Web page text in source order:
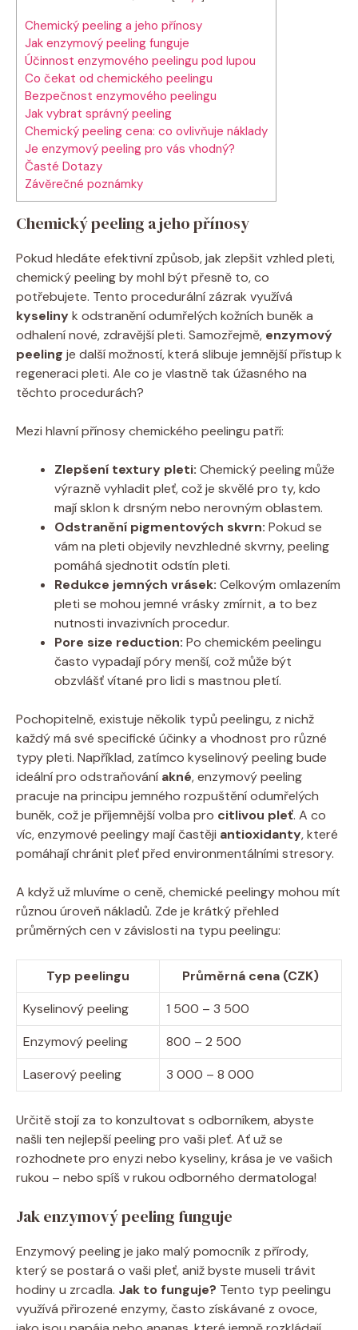
Chemický peeling a jeho přínosy
Jak enzymový peeling funguje
Účinnost enzymového peelingu pod lupou
Co čekat od chemického peelingu
Bezpečnost enzymového peelingu
Jak vybrat správný peeling
Chemický peeling cena: co ovlivňuje náklady
Je enzymový peeling pro vás vhodný?
Časté Dotazy
Závěrečné poznámky
Chemický peeling a jeho přínosy
Pokud hledáte efektivní způsob, jak zlepšit vzhled pleti,
chemický peeling by mohl být přesně to, co
potřebujete. Tento procedurální zázrak využívá
kyselinyk odstranění odumřelých kožních buněk a
odhalení nové, zdravější pleti. Samozřejmě, enzymový
peeling je další možností, která slibuje jemnější přístup k
regeneraci pleti. Ale co je vlastně tak úžasného na
těchto procedurách?
Mezi hlavní přínosy chemického peelingu patří:
Zlepšení textury pleti: Chemický peeling může
výrazně vyhladit pleť, což je skvělé pro ty, kdo
mají sklon k drsným nebo nerovným oblastem.
Odstranění pigmentových skvrn: Pokud se
vám na pleti objevily nevzhledné skvrny, peeling
pomáhá sjednotit odstín pleti.
Redukce jemných vrásek: Celkovým omlazením
pleti se mohou jemné vrásky zmírnit, a to bez
nutnosti invazivních procedur.
Pore size reduction: Po chemickém peelingu
často vypadají póry menší, což může být
obzvlášť vítané pro lidi s mastnou pletí.
Pochopitelně, existuje několik typů peelingu, z nichž
každý má své specifické účinky a vhodnost pro různé
typy pleti. Například, zatímco kyselinový peeling bude
ideální pro odstraňování akné, enzymový peeling
pracuje na principu jemného rozpuštění odumřelých
buněk, což je příjemnější volba pro citlivou pleť. A co
víc, enzymové peelingy mají častěji antioxidanty, které
pomáhají chránit pleť před environmentálními stresory.
A když už mluvíme o ceně, chemické peelingy mohou mít
různou úroveň nákladů. Zde je krátký přehled
průměrných cen v závislosti na typu peelingu:
Typ peelingu
Průměrná cena (CZK)
Kyselinový peeling
1 500 – 3 500
Enzymový peeling
800 – 2 500
Laserový peeling
3 000 – 8 000
Určitě stojí za to konzultovat s odborníkem, abyste
našli ten nejlepší peeling pro vaši pleť. Ať už se
rozhodnete pro enyzi nebo kyseliny, krása je ve vašich
rukou – nebo spíš v rukou odborného dermatologa!
Jak enzymový peeling funguje
Enzymový peeling je jako malý pomocník z přírody,
který se postará o vaši pleť, aniž byste museli trávit
hodiny u zrcadla. Jak to funguje? Tento typ peelingu
využívá přirozené enzymy, často získávané z ovoce,